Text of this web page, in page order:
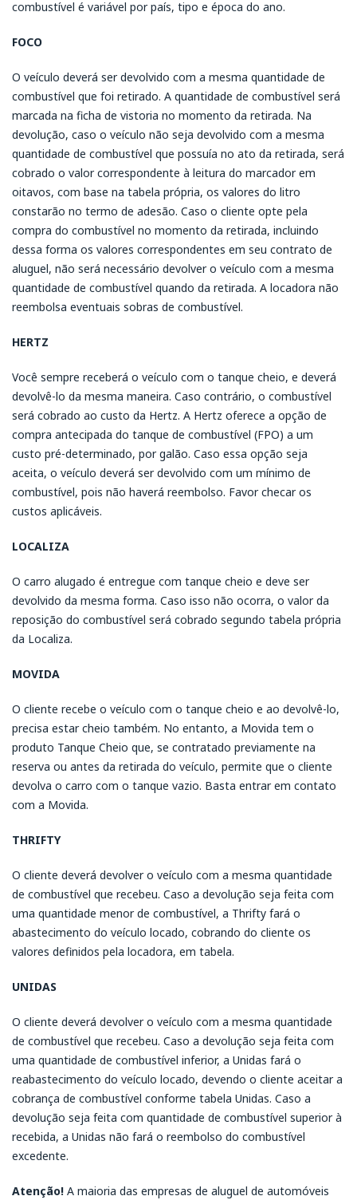
combustível é variável por país, tipo e época do ano.
FOCO
O veículo deverá ser devolvido com a mesma quantidade de
combustível que foi retirado. A quantidade de combustível será
marcada na ficha de vistoria no momento da retirada. Na
devolução, caso o veículo não seja devolvido com a mesma
quantidade de combustível que possuía no ato da retirada, será
cobrado o valor correspondente à leitura do marcador em
oitavos, com base na tabela própria, os valores do litro
constarão no termo de adesão. Caso o cliente opte pela
compra do combustível no momento da retirada, incluindo
dessa forma os valores correspondentes em seu contrato de
aluguel, não será necessário devolver o veículo com a mesma
quantidade de combustível quando da retirada. A locadora não
reembolsa eventuais sobras de combustível.
HERTZ
Você sempre receberá o veículo com o tanque cheio, e deverá
devolvê-lo da mesma maneira. Caso contrário, o combustível
será cobrado ao custo da Hertz. A Hertz oferece a opção de
compra antecipada do tanque de combustível (FPO) a um
custo pré-determinado, por galão. Caso essa opção seja
aceita, o veículo deverá ser devolvido com um mínimo de
combustível, pois não haverá reembolso. Favor checar os
custos aplicáveis.
LOCALIZA
O carro alugado é entregue com tanque cheio e deve ser
devolvido da mesma forma. Caso isso não ocorra, o valor da
reposição do combustível será cobrado segundo tabela própria
da Localiza.
MOVIDA
O cliente recebe o veículo com o tanque cheio e ao devolvê-lo,
precisa estar cheio também. No entanto, a Movida tem o
produto Tanque Cheio que, se contratado previamente na
reserva ou antes da retirada do veículo, permite que o cliente
devolva o carro com o tanque vazio. Basta entrar em contato
com a Movida.
THRIFTY
O cliente deverá devolver o veículo com a mesma quantidade
de combustível que recebeu. Caso a devolução seja feita com
uma quantidade menor de combustível, a Thrifty fará o
abastecimento do veículo locado, cobrando do cliente os
valores definidos pela locadora, em tabela.
UNIDAS
O cliente deverá devolver o veículo com a mesma quantidade
de combustível que recebeu. Caso a devolução seja feita com
uma quantidade de combustível inferior, a Unidas fará o
reabastecimento do veículo locado, devendo o cliente aceitar a
cobrança de combustível conforme tabela Unidas. Caso a
devolução seja feita com quantidade de combustível superior à
recebida, a Unidas não fará o reembolso do combustível
excedente.
Atenção! A maioria das empresas de aluguel de automóveis